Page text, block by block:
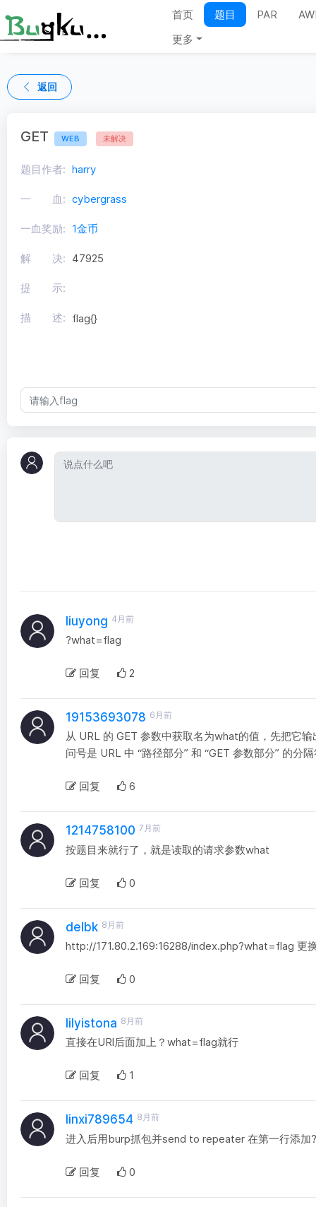
首页 题目 PAR
更多
返回
GET WEB 未解决
题目作者: harry
一 血: cybergrass
一血奖励: 1金币
解 决: 47925
提 示:
描 述: flag{}
liuyong 4月前
?what=flag
回复 2
19153693078 6月前
从 URL 的 GET 参数中获取名为what的值，先把它
问号是 URL 中 “路径部分” 和 “GET 参数部分” 的分
回复 6
1214758100 7月前
按题目来就行了，就是读取的请求参数what
回复 0
delbk 8月前
http://171.80.2.169:16288/index.php?what=flag 更
回复 0
lilyistona 8月前
直接在URl后面加上？what=flag就行
回复 1
linxi789654 8月前
进入后用burp抓包并send to repeater 在第一行添
回复 0